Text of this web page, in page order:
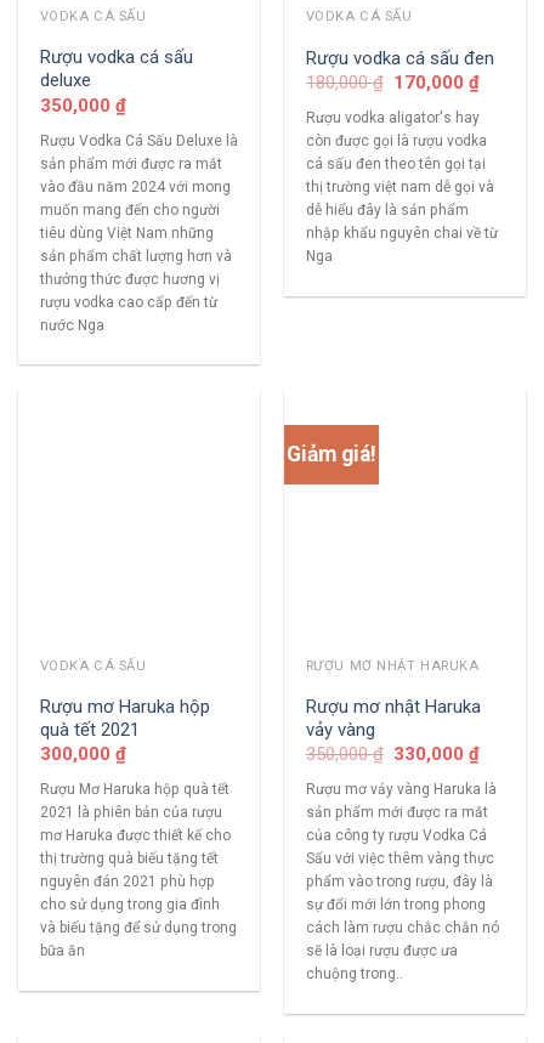
VODKA CÁ SẤU
Rượu vodka cá sấu
deluxe
350,000 ₫
Rượu Vodka Cá Sấu Deluxe là
sản phẩm mới được ra mắt
vào đầu năm 2024 với mong
muốn mang đến cho người
tiêu dùng Việt Nam những
sản phẩm chất lượng hơn và
thưởng thức được hương vị
rượu vodka cao cấp đến từ
nước Nga
VODKA CÁ SẤU
Rượu vodka cá sấu đen
180,000₫ 170,000₫
Rượu vodka aligator's hay
còn được gọi là rượu vodka
cá sấu đen theo tên gọi tại
thị trường việt nam dễ gọi và
dễ hiểu đây là sản phẩm
nhập khẩu nguyên chai về từ
Nga
VODKA CÁ SẤU
Rượu mơ Haruka hộp
quà tết 2021
300,000 ₫
Rượu Mơ Haruka hộp quà tết
2021 là phiên bản của rượu
mơ Haruka được thiết kế cho
thị trường quà biếu tặng tết
nguyên đán 2021 phù hợp
cho sử dụng trong gia đình
và biếu tặng để sử dụng trong
bữa ăn
Giảm giá!
RƯỢU MƠ NHẬT HARUKA
Rượu mơ nhật Haruka
vảy vàng
350,000₫ 330,000₫
Rượu mơ vảy vàng Haruka là
sản phẩm mới được ra mắt
của công ty rượu Vodka Cá
Sấu với việc thêm vàng thực
phẩm vào trong rượu, đây là
sự đổi mới lớn trong phong
cách làm rượu chắc chắn nó
sẽ là loại rượu được ưa
chuộng trong..